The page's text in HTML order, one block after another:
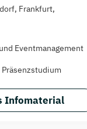
Frankfurt,
Eventmanagement
Infomaterial